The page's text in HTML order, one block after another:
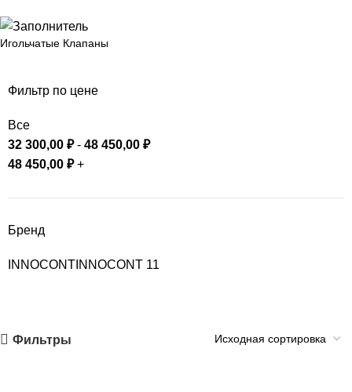
Игольчатые Клапаны
Фильтр по цене
Все
32 300,00 ₽- 48 450,00 ₽
48 450,00 ₽+
Бренд
INNOCONT INNOCONT 11
Фильтры